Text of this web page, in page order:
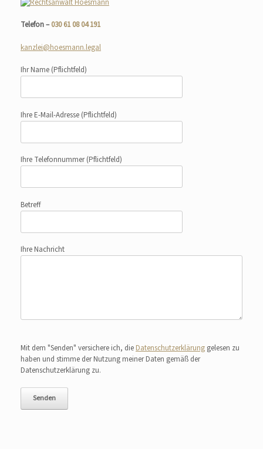
Telefon –030 61 08 04 191
kanzlei@hoesmann.legal
Ihr Name (Pflichtfeld)
Ihre E-Mail-Adresse (Pflichtfeld)
Ihre Telefonnummer(Pflichtfeld)
Betreff
Ihre Nachricht
Mit dem "Senden" versichere ich, die Datenschutzerklärung gelesen zu
haben und stimme der Nutzung meiner Daten gemäß der
Datenschutzerklärung zu.